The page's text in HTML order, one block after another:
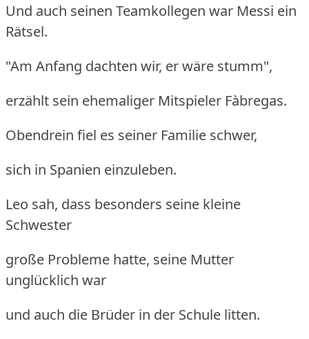
Und auch seinen Teamkollegen war Messi ein
Rätsel.
"Am Anfang dachten wir, er wäre stumm",
erzählt sein ehemaliger Mitspieler Fàbregas.
Obendrein fiel es seiner Familie schwer,
sich in Spanien einzuleben.
Leo sah, dass besonders seine kleine
Schwester
große Probleme hatte, seine Mutter
unglücklich war
und auch die Brüder in der Schule litten.